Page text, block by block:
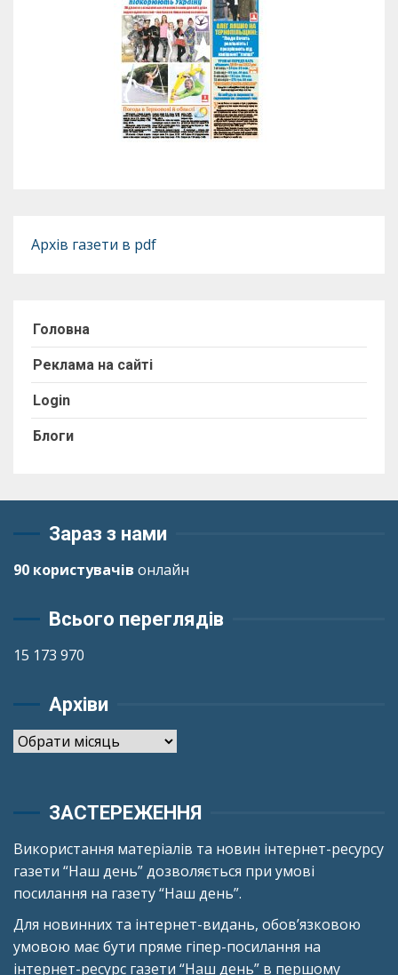
Архів газети в pdf
Головна
Реклама на сайті
Login
Блоги
Зараз з нами
90 користувачів онлайн
Всього переглядів
15 173 970
Архіви
Архіви
ЗАСТЕРЕЖЕННЯ
Використання матеріалів та новин інтернет-ресурсу
газети “Наш день” дозволяється при умові
посилання на газету “Наш день”.
Для новинних та інтернет-видань, обов’язковою
умовою має бути пряме гіпер-посилання на
інтернет-ресурс газети “Наш день” в першому